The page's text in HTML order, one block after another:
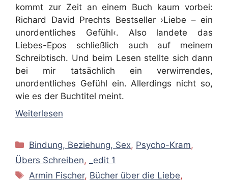
kommt zur Zeit an einem Buch kaum vorbei:
Richard David Prechts Bestseller ›Liebe – ein
unordentliches Gefühl‹. Also landete das
Liebes-Epos schließlich auch auf meinem
Schreibtisch. Und beim Lesen stellte sich dann
bei mir tatsächlich ein verwirrendes,
unordentliches Gefühl ein. Allerdings nicht so,
wie es der Buchtitel meint.
Weiterlesen
Kategorien
Bindung, Beziehung, Sex, Psycho-Kram,
Übers Schreiben,
_edit 1
Schlagwörter
Armin Fischer, Bücher über die Liebe,